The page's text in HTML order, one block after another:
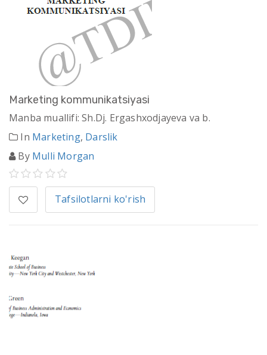
Marketing kommunikatsiyasi
Manba muallifi: Sh.Dj. Ergashxodjayeva va b.
In Marketing, Darslik
By Mulli Morgan
Tafsilotlarni ko'rish